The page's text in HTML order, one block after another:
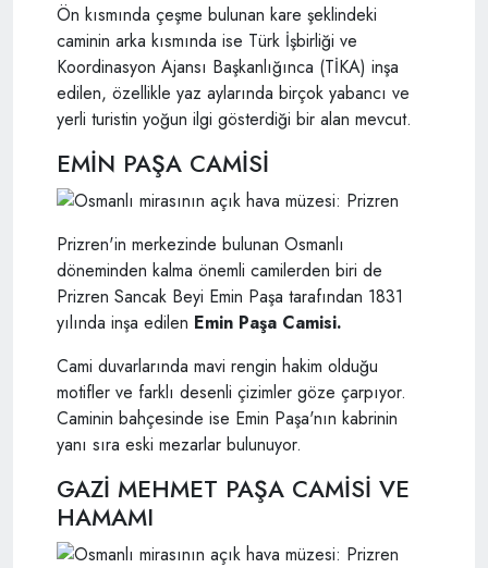
Ön kısmında çeşme bulunan kare şeklindeki
caminin arka kısmında ise Türk İşbirliği ve
Koordinasyon Ajansı Başkanlığınca (TİKA) inşa
edilen, özellikle yaz aylarında birçok yabancı ve
yerli turistin yoğun ilgi gösterdiği bir alan mevcut.
EMİN PAŞA CAMİSİ
Prizren'in merkezinde bulunan Osmanlı
döneminden kalma önemli camilerden biri de
Prizren Sancak Beyi Emin Paşa tarafından 1831
yılında inşa edilen Emin Paşa Camisi.
Cami duvarlarında mavi rengin hakim olduğu
motifler ve farklı desenli çizimler göze çarpıyor.
Caminin bahçesinde ise Emin Paşa'nın kabrinin
yanı sıra eski mezarlar bulunuyor.
GAZİ MEHMET PAŞA CAMİSİ VE
HAMAMI